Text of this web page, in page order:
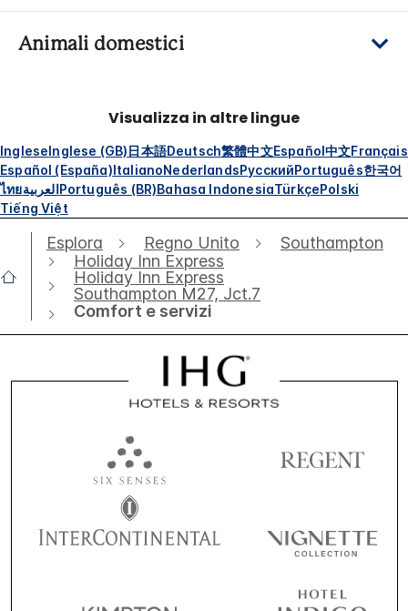
Animali domestici
Visualizza in altre lingue
IngleseInglese (GB)日本語Deutsch繁體中文Español中文Français
Español (España)ItalianoNederlandsРусскийPortuguês한국어
ไทยالعربيةPortuguês (BR)Bahasa IndonesiaTürkçePolski
Tiếng Việt
Esplora Regno Unito
Southampton
Holiday Inn Express
Holiday Inn Express
Southampton M27, Jct.7
Comfort e servizi